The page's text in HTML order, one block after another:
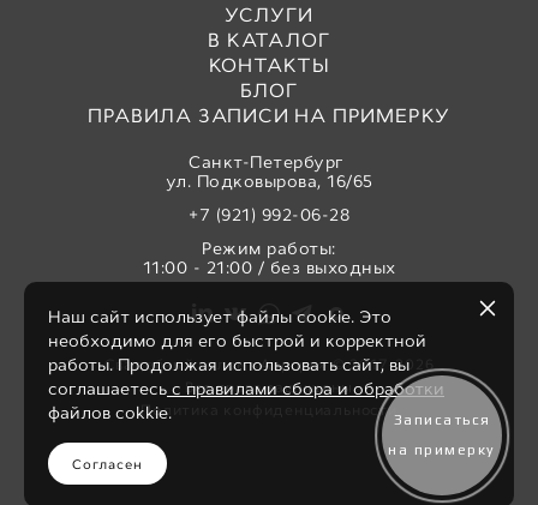
УСЛУГИ
В КАТАЛОГ
КОНТАКТЫ
БЛОГ
ПРАВИЛА ЗАПИСИ НА ПРИМЕРКУ
Санкт-Петербург
ул. Подковырова, 16/65
+7 (921) 992-06-28
Режим работы:
11:00 - 21:00 / без выходных
Свадебный салон «Аврора» © 2017-2026
Все права защищены
Политика конфиденциальности
Наш сайт использует файлы cookie. Это
необходимо для его быстрой и корректной
работы. Продолжая использовать сайт, вы
соглашаетесь с правилами сбора и обработки
файлов cokkie.
Согласен
Записаться
на примерку